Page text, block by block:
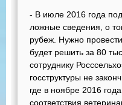
- В июле 2016 года
ложные сведения, о
рубеж. Нужно
будет решить за 80
сотруднику
госструктуры не
где в ноябре 2016
соответствия